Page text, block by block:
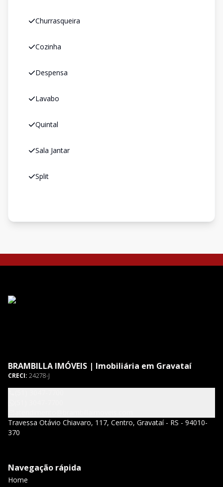
Churrasqueira
Cozinha
Despensa
Lavabo
Quintal
Sala Jantar
Split
BRAMBILLA IMÓVEIS | Imobiliária em Gravataí
CRECI: 24278-J
Travessa Otávio Chiavaro, 117, Centro, Gravataí - RS - 94010-
370
Navegação rápida
Home